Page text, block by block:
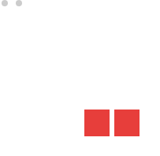
Nationalpark Eifel im